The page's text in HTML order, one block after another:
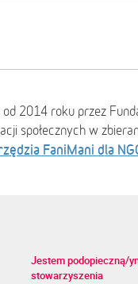
2014 roku przez
społecznych w
FaniMani dla
Jestem podopieczną/
stowarzyszenia